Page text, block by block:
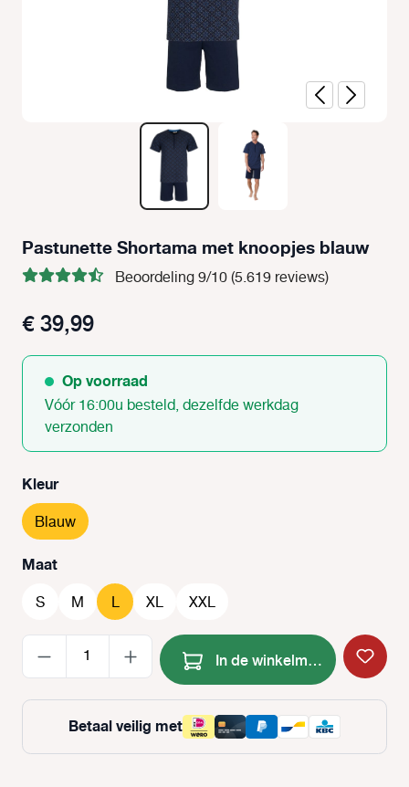
Pastunette Shortama met knoopjes blauw
Beoordeling 9/10 (5.619 reviews)
€ 39,99
Op voorraad
Vóór 16:00u besteld, dezelfde werkdag
verzonden
Selecteer
Kleur
Blauw
Selecteer
Maat
S M L XL XXL
Producthoeveelheid: Voer
In de winkelmand
Betaal veilig met